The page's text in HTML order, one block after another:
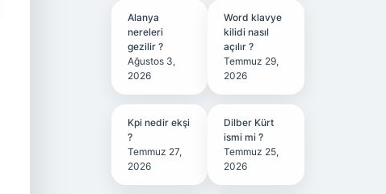
Alanya
nereleri
gezilir ?
Ağustos 3,
2026
Word klavye
kilidi nasıl
açılır ?
Temmuz 29,
2026
Kpi nedir ekşi
?
Temmuz 27,
2026
Dilber Kürt
ismi mi ?
Temmuz 25,
2026